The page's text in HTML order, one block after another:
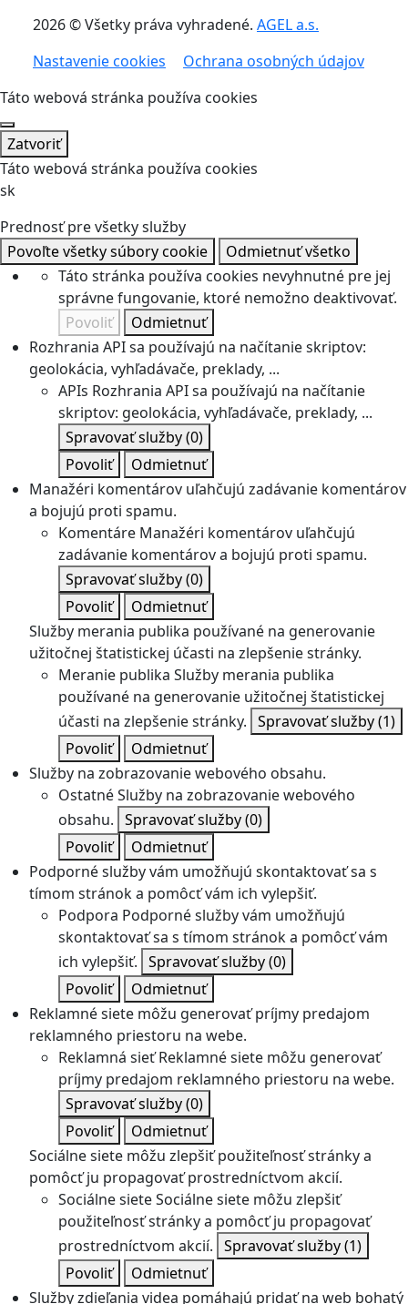
2026 © Všetky práva vyhradené. AGEL a.s.
Nastavenie cookies
Ochrana osobných údajov
Táto webová stránka používa cookies
Zatvoriť
Táto webová stránka používa cookies
sk
Prednosť pre všetky služby
Povoľte všetky súbory cookie
Odmietnuť všetko
Táto stránka používa cookies nevyhnutné pre jej
správne fungovanie, ktoré nemožno deaktivovať.
Povoliť
Odmietnuť
Rozhrania API sa používajú na načítanie skriptov:
geolokácia, vyhľadávače, preklady, ...
APIs Rozhrania API sa používajú na načítanie
skriptov: geolokácia, vyhľadávače, preklady, ...
Spravovať služby(0)
Povoliť
Odmietnuť
Manažéri komentárov uľahčujú zadávanie komentárov
a bojujú proti spamu.
Komentáre Manažéri komentárov uľahčujú
zadávanie komentárov a bojujú proti spamu.
Spravovať služby(0)
Povoliť
Odmietnuť
Služby merania publika používané na generovanie
užitočnej štatistickej účasti na zlepšenie stránky.
Meranie publika Služby merania publika
používané na generovanie užitočnej štatistickej
účasti na zlepšenie stránky. Spravovať služby(1)
Povoliť
Odmietnuť
Služby na zobrazovanie webového obsahu.
OstatnéSlužby na zobrazovanie webového
obsahu. Spravovať služby(0)
Povoliť
Odmietnuť
Podporné služby vám umožňujú skontaktovať sa s
tímom stránok a pomôcť vám ich vylepšiť.
Podpora Podporné služby vám umožňujú
skontaktovať sa s tímom stránok a pomôcť vám
ich vylepšiť. Spravovať služby(0)
Povoliť
Odmietnuť
Reklamné siete môžu generovať príjmy predajom
reklamného priestoru na webe.
Reklamná sieť Reklamné siete môžu generovať
príjmy predajom reklamného priestoru na webe.
Spravovať služby(0)
Povoliť
Odmietnuť
Sociálne siete môžu zlepšiť použiteľnosť stránky a
pomôcť ju propagovať prostredníctvom akcií.
Sociálne sieteSociálne siete môžu zlepšiť
použiteľnosť stránky a pomôcť ju propagovať
prostredníctvom akcií. Spravovať služby(1)
Povoliť
Odmietnuť
Služby zdieľania videa pomáhajú pridať na web bohatý